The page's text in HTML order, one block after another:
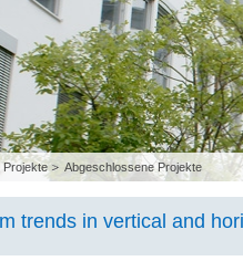
Projekte Abgeschlossene Projekte
trends in vertical and